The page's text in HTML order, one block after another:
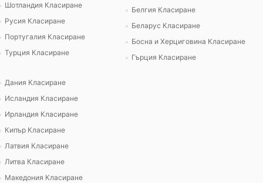
Шотландия Класиране
Русия Класиране
Португалия Класиране
Турция Класиране
Белгия Класиране
Беларус Класиране
Босна и Херциговина Класиране
Гърция Класиране
Дания Класиране
Исландия Класиране
Ирландия Класиране
Кипър Класиране
Латвия Класиране
Литва Класиране
Македония Класиране